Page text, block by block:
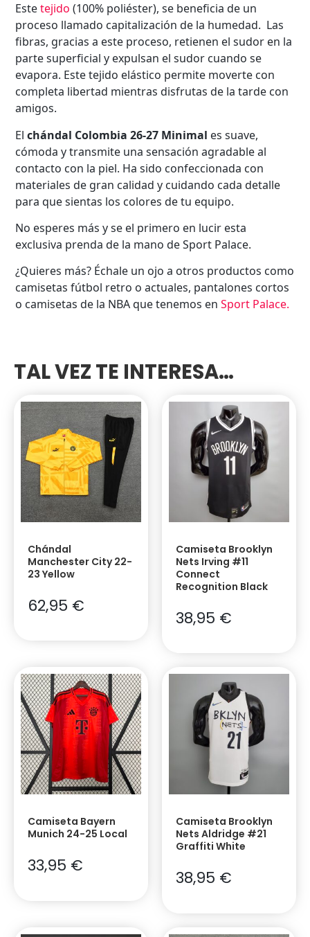
Estetejido (100% poliéster), se beneficia de un
proceso llamado capitalización de la humedad. Las
fibras, gracias a este proceso, retienen el sudor en la
parte superficial y expulsan el sudor cuando se
evapora. Este tejido elástico permite moverte con
completa libertad mientras disfrutas de la tarde con
amigos.
El chándal Colombia 26-27 Minimal es suave,
cómoda y transmite una sensación agradable al
contacto con la piel. Ha sido confeccionada con
materiales de gran calidad y cuidando cada detalle
para que sientas los colores de tu equipo.
No esperes más y se el primero en lucir esta
exclusiva prenda de la mano de Sport Palace.
¿Quieres más? Échale un ojo a otros productos como
camisetas fútbol retro o actuales, pantalones cortos
o camisetas de la NBA que tenemos enSport Palace.
TAL VEZ TE INTERESA…
Chándal
Manchester City 22-
23 Yellow
62,95 €
Camiseta Brooklyn
Nets Irving #11
Connect
Recognition Black
38,95 €
Camiseta Bayern
Munich 24-25 Local
33,95 €
Camiseta Brooklyn
Nets Aldridge #21
Graffiti White
38,95 €